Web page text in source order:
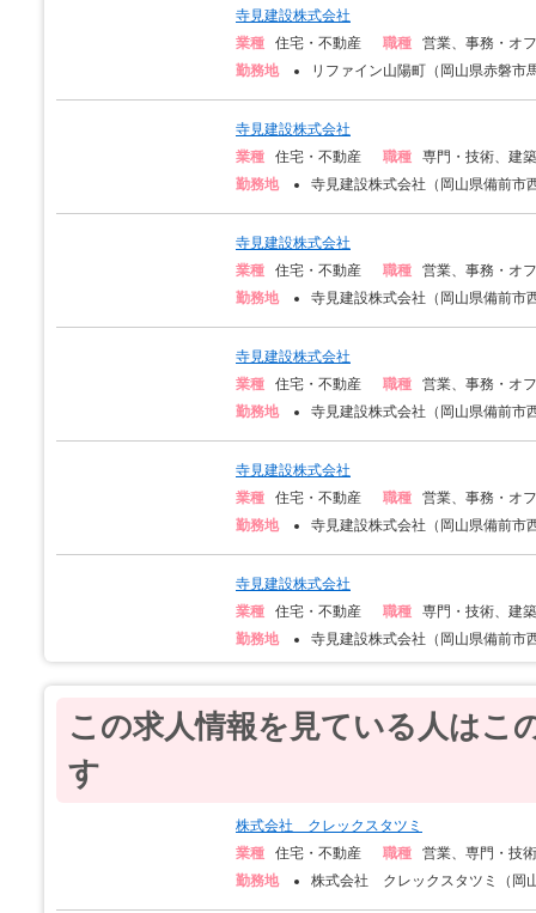
寺見建設株式会社
業種
住宅・不動産 職種
営業、事務・オ
勤務地
リファイン山陽町（岡山県赤磐市
寺見建設株式会社
業種
住宅・不動産 職種
専門・技術、建
勤務地
寺見建設株式会社（岡山県備前市
寺見建設株式会社
業種
住宅・不動産 職種
営業、事務・オ
勤務地
寺見建設株式会社（岡山県備前市
寺見建設株式会社
業種
住宅・不動産 職種
営業、事務・オ
勤務地
寺見建設株式会社（岡山県備前市
寺見建設株式会社
業種
住宅・不動産 職種
営業、事務・オ
勤務地
寺見建設株式会社（岡山県備前市
寺見建設株式会社
業種
住宅・不動産 職種
専門・技術、建
勤務地
寺見建設株式会社（岡山県備前市
この求人情報を見ている人はこ
す
株式会社 クレックスタツミ
業種
住宅・不動産 職種
営業、専門・技
勤務地
株式会社 クレックスタツミ（岡